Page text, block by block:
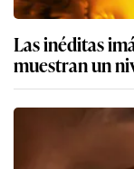
Las inéditas
muestran un